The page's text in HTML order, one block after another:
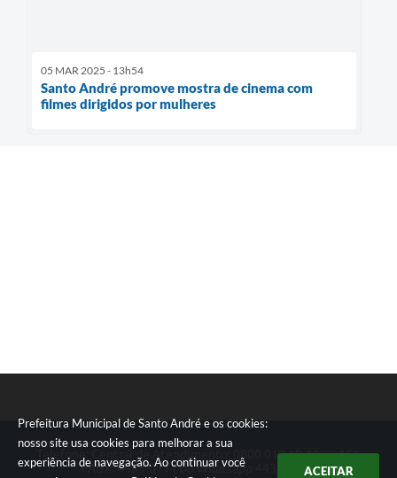
Prefeitura Municipal de Santo André e os cookies:
nosso site usa cookies para melhorar a sua
experiência de navegação. Ao continuar você
ACEITAR
05 MAR 2025 - 13h54
Santo André promove mostra de cinema com
filmes dirigidos por mulheres
Telefone: Central de Atendimento: 0800 019 19 44 ou 156
PABX: 4433-0111 ou Whatsapp 4433-0123